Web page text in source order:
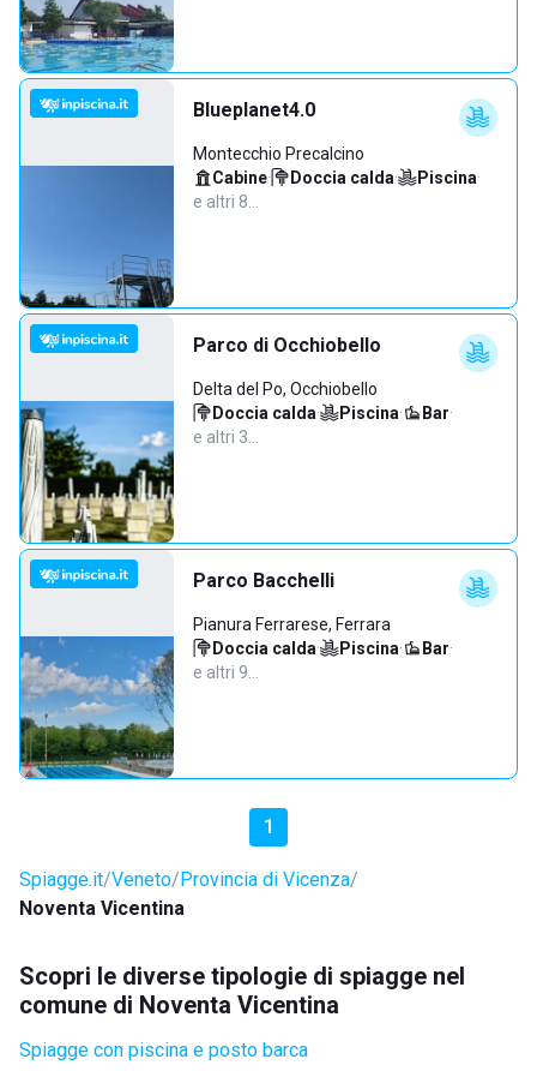
Blueplanet4.0
Montecchio Precalcino
Cabine· Doccia calda· Piscina·
e altri 8…
Parco di Occhiobello
Delta del Po, Occhiobello
Doccia calda· Piscina· Bar·
e altri 3…
Parco Bacchelli
Pianura Ferrarese, Ferrara
Doccia calda· Piscina· Bar·
e altri 9…
1
Spiagge.it Veneto Provincia di Vicenza
Noventa Vicentina
Scopri le diverse tipologie di spiagge nel
comune di Noventa Vicentina
Spiagge con piscina e posto barca